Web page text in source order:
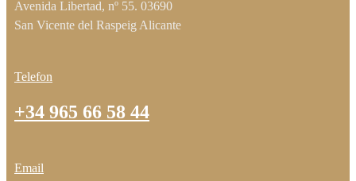
Avenida Libertad, nº 55. 03690
San Vicente del Raspeig Alicante
Telefon
+34 965 66 58 44
Email